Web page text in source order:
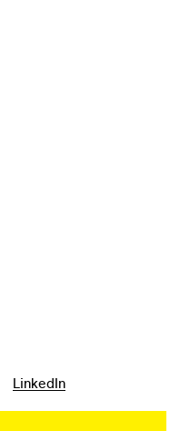
LinkedIn